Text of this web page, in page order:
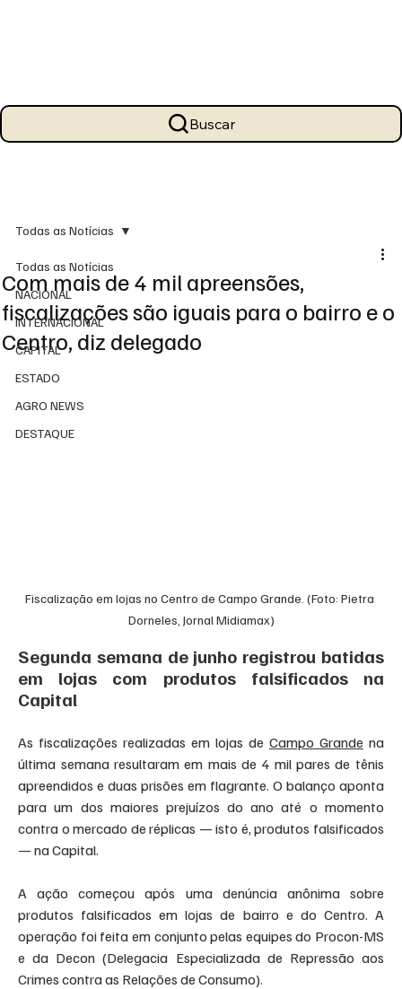
Buscar
Todas as Notícias
NACIONAL
INTERNACIONAL
CAPITAL
ESTADO
AGRO NEWS
DESTAQUE
Todas as Notícias
Com mais de 4 mil apreensões,
fiscalizações são iguais para o bairro e o
Centro, diz delegado
Fiscalização em lojas no Centro de Campo Grande. (Foto: Pietra
Dorneles, Jornal Midiamax)
Segunda semana de junho registrou batidas
em lojas com produtos falsificados na
Capital
As fiscalizações realizadas em lojas de Campo Grande na
última semana resultaram em mais de 4 mil pares de tênis
apreendidos e duas prisões em flagrante. O balanço aponta
para um dos maiores prejuízos do ano até o momento
contra o mercado de réplicas — isto é, produtos falsificados
— na Capital.
A ação começou após uma denúncia anônima sobre
produtos falsificados em lojas de bairro e do Centro. A
operação foi feita em conjunto pelas equipes do Procon-MS
e da Decon (Delegacia Especializada de Repressão aos
Crimes contra as Relações de Consumo).